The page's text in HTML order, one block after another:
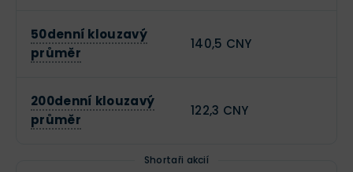
50denní klouzavý
průměr
140,5 CNY
200denní klouzavý
průměr
122,3 CNY
Shortaři akcií